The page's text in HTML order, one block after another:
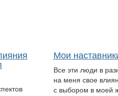
Мои
Все эти люди в
на меня свое
с выбором в моей